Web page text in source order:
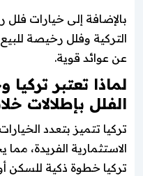
بالإضافة إلى خيارات
التركية وفلل رخيصة
عن عوائد قوية.
لماذا تعتبر
الفلل بإطلالات
تركيا تتميز بتعدد
الاستثمارية الفريدة،
تركيا خطوة ذكية للسكن أو